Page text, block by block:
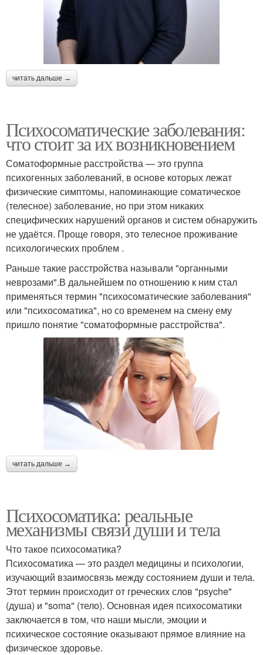
читать дальше →
Психосоматические заболевания:
что стоит за их возникновением
Соматоформные расстройства — это группа
психогенных заболеваний, в основе которых лежат
физические симптомы, напоминающие соматическое
(телесное) заболевание, но при этом никаких
специфических нарушений органов и систем обнаружить
не удаётся. Проще говоря, это телесное проживание
психологических проблем .
Раньше такие расстройства называли "органными
неврозами".В дальнейшем по отношению к ним стал
применяться термин "психосоматические заболевания"
или "психосоматика", но со временем на смену ему
пришло понятие "соматоформные расстройства".
читать дальше →
Психосоматика: реальные
механизмы связи души и тела
Что такое психосоматика?
Психосоматика — это раздел медицины и психологии,
изучающий взаимосвязь между состоянием души и тела.
Этот термин происходит от греческих слов "psyche"
(душа) и "soma" (тело). Основная идея психосоматики
заключается в том, что наши мысли, эмоции и
психическое состояние оказывают прямое влияние на
физическое здоровье.